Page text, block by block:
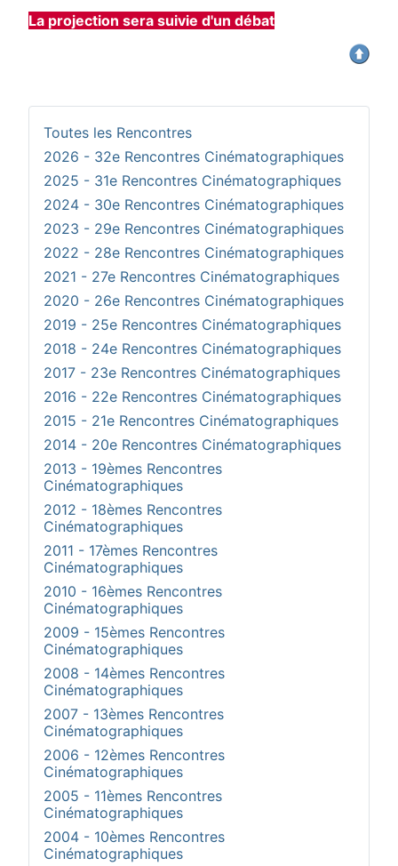
La projection sera suivie d'un débat
Toutes les Rencontres
2026 - 32e Rencontres Cinématographiques
2025 - 31e Rencontres Cinématographiques
2024 - 30e Rencontres Cinématographiques
2023 - 29e Rencontres Cinématographiques
2022 - 28e Rencontres Cinématographiques
2021 - 27e Rencontres Cinématographiques
2020 - 26e Rencontres Cinématographiques
2019 - 25e Rencontres Cinématographiques
2018 - 24e Rencontres Cinématographiques
2017 - 23e Rencontres Cinématographiques
2016 - 22e Rencontres Cinématographiques
2015 - 21e Rencontres Cinématographiques
2014 - 20e Rencontres Cinématographiques
2013 - 19èmes Rencontres
Cinématographiques
2012 - 18èmes Rencontres
Cinématographiques
2011 - 17èmes Rencontres
Cinématographiques
2010 - 16èmes Rencontres
Cinématographiques
2009 - 15èmes Rencontres
Cinématographiques
2008 - 14èmes Rencontres
Cinématographiques
2007 - 13èmes Rencontres
Cinématographiques
2006 - 12èmes Rencontres
Cinématographiques
2005 - 11èmes Rencontres
Cinématographiques
2004 - 10èmes Rencontres
Cinématographiques